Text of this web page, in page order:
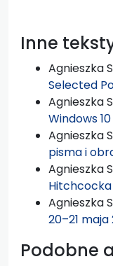
Inne
Agnieszka
Selected
Agnieszka
Windows
Agnieszka
pisma i
Agnieszka
Hitchcocka
Agnieszka
20–21 maja
Podobne